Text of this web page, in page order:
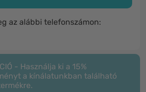
az alábbi telefonszámon:
- Használja ki a 15%
a kínálatunkban található